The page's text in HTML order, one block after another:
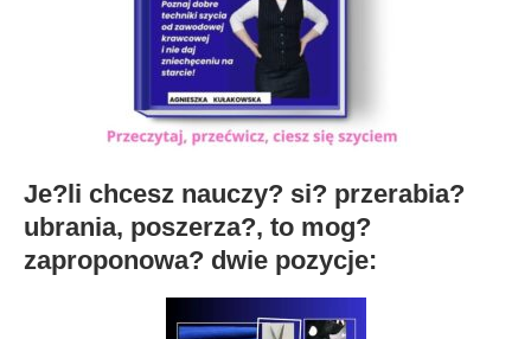
Je?li chcesz nauczy? si? przerabia?
ubrania, poszerza?, to mog?
zaproponowa? dwie pozycje: